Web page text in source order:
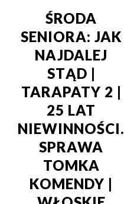
ŚRODA
SENIORA: JAK
NAJDALEJ
STĄD |
TARAPATY 2 |
25 LAT
NIEWINNOŚCI.
SPRAWA
TOMKA
KOMENDY |